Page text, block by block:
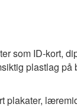
som ID-kort,
plastlag på
plakater,